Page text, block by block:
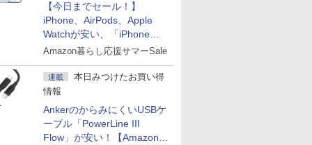
【今日までセール！】
iPhone、AirPods、Apple
Watchが安い、「iPhone
Air」256GB版が139,800円な
Amazon暮らし応援サマーSale
連載
本日みつけたお買い得
情報
AnkerのからみにくいUSBケ
ーブル「PowerLine III
Flow」が安い！【Amazon暮